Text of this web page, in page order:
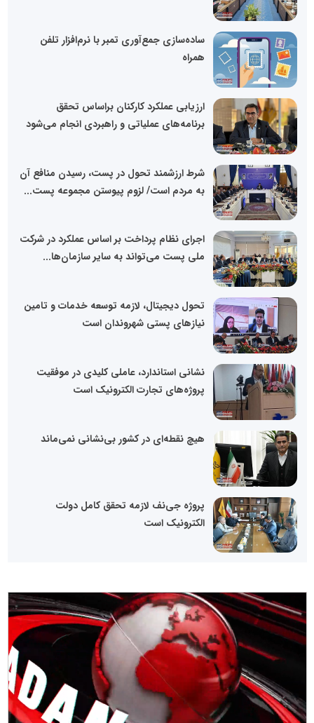
ساده‌سازی جمع‌آوری تمبر با نرم‌افزار تلفن
همراه
ارزیابی عملکرد کارکنان براساس تحقق
برنامه‌های عملیاتی و راهبردی انجام می‌شود
شرط ارزشمند تحول در پست، رسیدن منافع آن
به مردم است/ لزوم پیوستن مجموعه پست...
اجرای نظام پرداخت بر اساس عملکرد در شرکت
ملی پست می‌تواند به سایر سازمان‌ها...
تحول دیجیتال، لازمه توسعه خدمات و تامین
نیازهای پستی شهروندان است
نشانی استاندارد، عاملی کلیدی در موفقیت
پروژه‌های تجارت الکترونیک است
هیچ نقطه‌ای در کشور بی‌نشانی نمی‌ماند
پروژه جی‌نف لازمه تحقق کامل دولت
الکترونیک است